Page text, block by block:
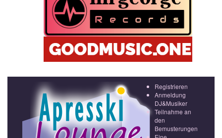
Registrieren
Anmeldung
DJ&Musiker
Teilnahme an
den
Bemusterungen